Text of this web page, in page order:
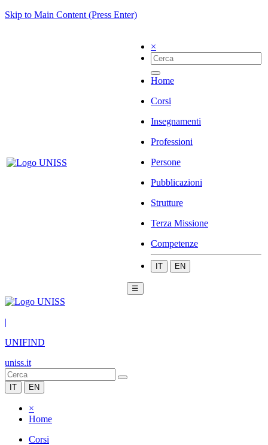
Skip to Main Content (Press Enter)
×
Home
Corsi
Insegnamenti
Professioni
Persone
Pubblicazioni
Strutture
Terza Missione
Competenze
IT EN
☰
|
UNIFIND
uniss.it
IT EN
×
Home
Corsi